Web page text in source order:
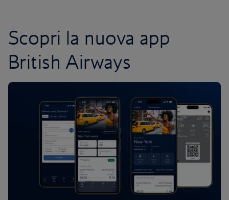
Scopri la nuova app
British Airways